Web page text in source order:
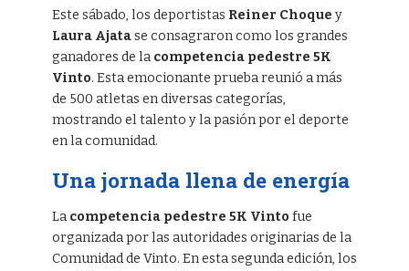
Este sábado, los deportistas Reiner Choque y
Laura Ajatase consagraron como los grandes
ganadores de la competencia pedestre 5K
Vinto. Esta emocionante prueba reunió a más
de 500 atletas en diversas categorías,
mostrando el talento y la pasión por el deporte
en la comunidad.
Una jornada llena de energía
La competencia pedestre 5K Vinto fue
organizada por las autoridades originarias de la
Comunidad de Vinto. En esta segunda edición, los